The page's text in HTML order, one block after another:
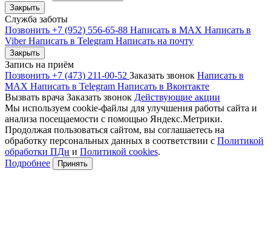
Закрыть
Служба заботы
Позвонить +7 (952) 556-65-88 Написать в MAX Написать в
ViberНаписать в Telegram Написать на почту
Закрыть
Запись на приём
Позвонить +7 (473) 211-00-52 Заказать звонок Написать в
MAX Написать в Telegram Написать в Вконтакте
Вызвать врача Заказать звонок Действующие акции
Мы используем cookie-файлы для улучшения работы сайта и
анализа посещаемости с помощью Яндекс.Метрики.
Продолжая пользоваться сайтом, вы соглашаетесь на
обработку персональных данных в соответствии с Политикой
обработки ПДн и Политикой cookies.
Подробнее
Принять